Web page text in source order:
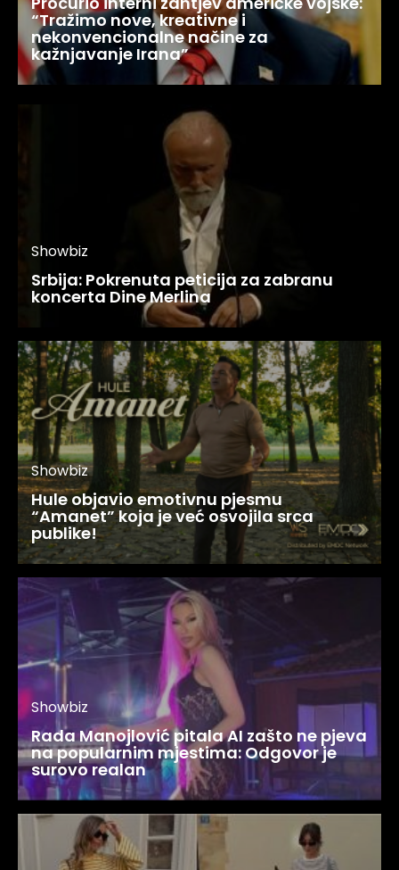
Srbija: Pokrenuta peticija za zabranu
koncerta Dine Merlina
Showbiz
Hule objavio emotivnu pjesmu
“Amanet” koja je već osvojila srca
publike!
Showbiz
Rada Manojlović pitala AI zašto ne pjeva
na popularnim mjestima: Odgovor je
surovo realan
Magazin